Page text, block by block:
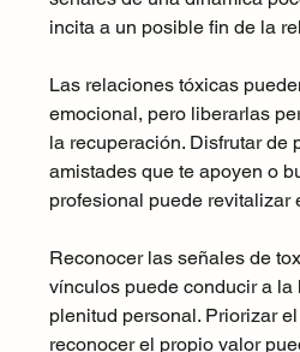
incita a un posible fin de la
Las relaciones tóxicas
emocional, pero liberarlas
la recuperación. Disfrutar de
amistades que te apoyen o
profesional puede revitalizar
Reconocer las señales de
vínculos puede conducir a la
plenitud personal. Priorizar
reconocer el propio valor